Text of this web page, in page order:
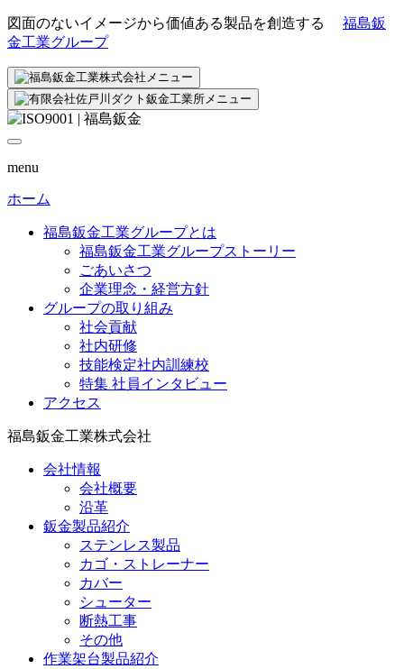
図面のないイメージから価値ある製品を創造する 福島鈑
金工業グループ
menu
ホーム
福島鈑金工業グループとは
福島鈑金工業グループストーリー
ごあいさつ
企業理念・経営方針
グループの取り組み
社会貢献
社内研修
技能検定社内訓練校
特集 社員インタビュー
アクセス
福島鈑金工業株式会社
会社情報
会社概要
沿革
鈑金製品紹介
ステンレス製品
カゴ・ストレーナー
カバー
シューター
断熱工事
その他
作業架台製品紹介